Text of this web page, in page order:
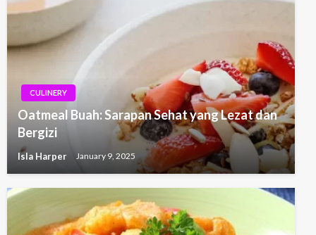
CULINERY
Oatmeal Buah: Sarapan Sehat yang Lezat dan
Bergizi
Isla Harper January 9, 2025